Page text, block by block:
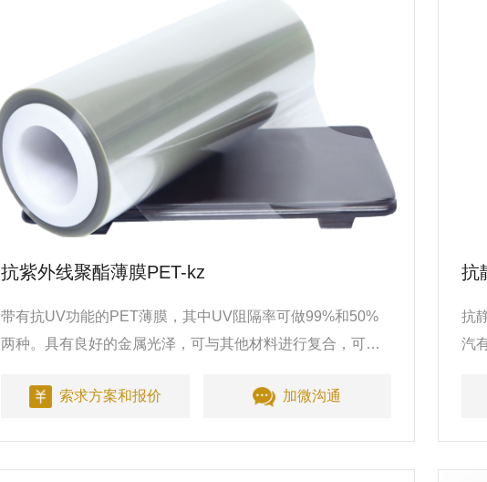
抗紫外线聚酯薄膜PET-kz
带有抗UV功能的PET薄膜，其中UV阻隔率可做99%和50%
两种。具有良好的金属光泽，可与其他材料进行复合，可应
索求方案和报价
加微沟通
抗
抗
汽